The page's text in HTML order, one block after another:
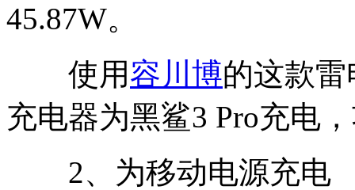
45.87W。
使用容川博的这款雷
充电器为黑鲨3 Pro充电
2、为移动电源充电